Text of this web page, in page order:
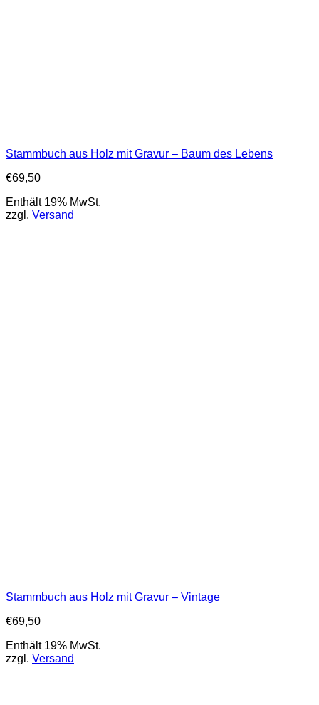
Stammbuch aus Holz mit Gravur – Baum des Lebens
€69,50
Enthält 19% MwSt.
zzgl. Versand
Stammbuch aus Holz mit Gravur – Vintage
€69,50
Enthält 19% MwSt.
zzgl. Versand